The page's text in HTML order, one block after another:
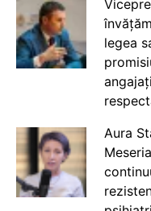
legea
Aura